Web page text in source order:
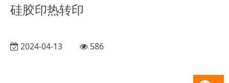
硅胶印热转印
2024-04-13 586